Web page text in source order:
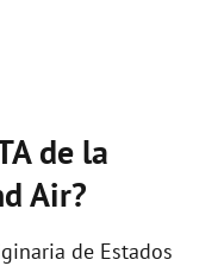
de la
Air?
de Estados